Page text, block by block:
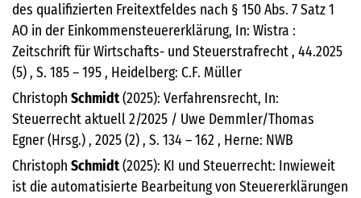
des qualifizierten Freitextfeldes nach § 150 Abs. 7 Satz 1
AO in der Einkommensteuererklärung, In: Wistra :
Zeitschrift für Wirtschafts- und Steuerstrafrecht , 44.2025
(5) , S. 185 – 195 , Heidelberg: C.F. Müller
Christoph Schmidt(2025): Verfahrensrecht, In:
Steuerrecht aktuell 2/2025 / Uwe Demmler/Thomas
Egner (Hrsg.) , 2025 (2) , S. 134 – 162 , Herne: NWB
Christoph Schmidt(2025): KI und Steuerrecht: Inwieweit
ist die automatisierte Bearbeitung von Steuererklärungen